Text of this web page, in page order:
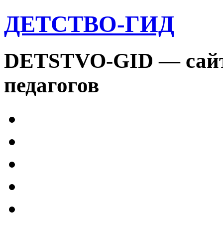
ДЕТСТВО-ГИД
DETSTVO-GID —
педагогов